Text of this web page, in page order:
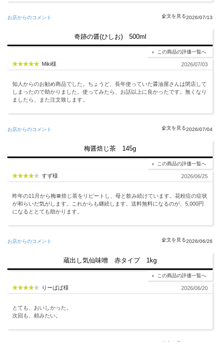
お店からのコメント 2026/07/13
奇跡の醤(ひしお) 500ml
この商品の評価一覧へ
Miki様 2026/07/03
知人からのお勧め商品でした。ちょうど、長年使っていた醤油屋さんは閉店して
しまったので助かりました。使ってみたら、お話以上に良かったです。無くなり
ましたら、また注文致します。
お店からのコメント 2026/07/04
梅醤焙じ茶 145g
この商品の評価一覧へ
すず様 2026/06/25
昨年の11月から梅〓焙じ茶をリピートし、母と飲み続けています。花粉症の症状
が和らいだ気がします。これからも継続します。送料無料になるのが、5,000円
になるととても助かります。
お店からのコメント 2026/06/26
蔵出し気仙味噌 赤タイプ 1kg
この商品の評価一覧へ
りーぱぱ様 2026/06/20
とても、おいしかった。
次回も、頼みたい。